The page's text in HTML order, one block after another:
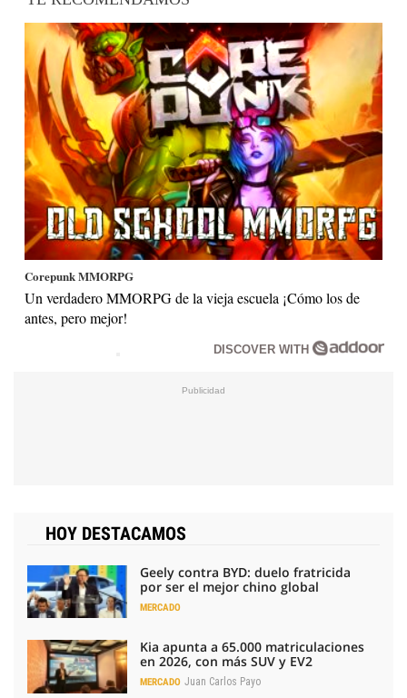
Corepunk MMORPG
Un verdadero MMORPG de la vieja escuela ¡Cómo los de
antes, pero mejor!
DISCOVER WITH
HOY DESTACAMOS
Geely contra BYD: duelo fratricida
por ser el mejor chino global
MERCADO
Kia apunta a 65.000 matriculaciones
en 2026, con más SUV y EV2
MERCADO Juan Carlos Payo